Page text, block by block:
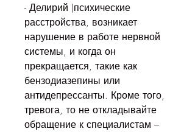
- Делирий (психические
расстройства, возникает
нарушение в работе нервной
системы, и когда он
прекращается, такие как
бензодиазепины или
антидепрессанты. Кроме того,
тревога, то не откладывайте
обращение к специалистам –